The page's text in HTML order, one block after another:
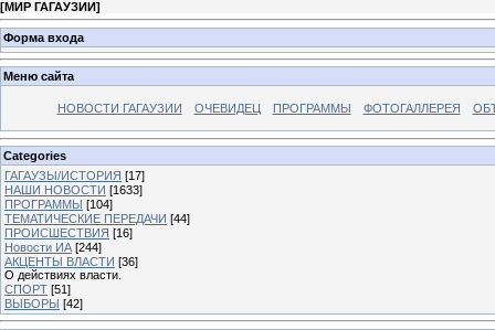
[МИР ГАГАУЗИИ]
Форма входа
Меню сайта
НОВОСТИ ГАГАУЗИИ ОЧЕВИДЕЦ ПРОГРАММЫ ФОТОГАЛЛЕРЕЯ
Categories
ГАГАУЗЫ/ИСТОРИЯ [17]
НАШИ НОВОСТИ [1633]
ПРОГРАММЫ [104]
ТЕМАТИЧЕСКИЕ ПЕРЕДАЧИ [44]
ПРОИСШЕСТВИЯ [16]
Новости ИА [244]
АКЦЕНТЫ ВЛАСТИ [36]
О действиях власти.
СПОРТ [51]
ВЫБОРЫ [42]